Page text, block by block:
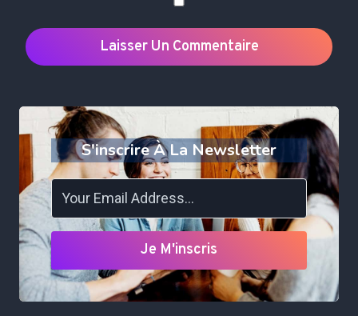
S'inscrire À La Newsletter
Je M'inscris